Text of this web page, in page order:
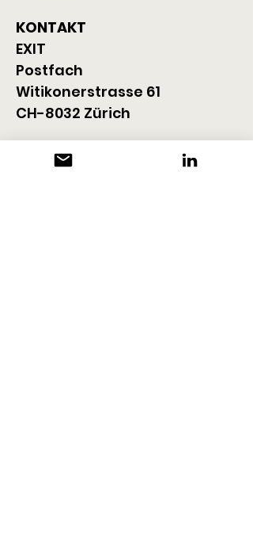
KONTAKT
EXIT
Postfach
Witikonerstrasse 61
CH-8032 Zürich
+41 43 343 38 38